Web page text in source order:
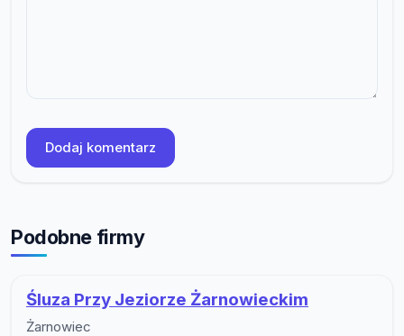
Dodaj komentarz
Podobne firmy
Śluza Przy Jeziorze Żarnowieckim
Żarnowiec